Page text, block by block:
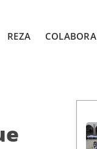
REZA COLABORA